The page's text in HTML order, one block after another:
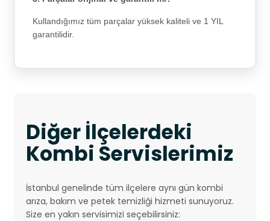
Kullandığımız tüm parçalar yüksek kaliteli ve 1 YIL
garantilidir.
Diğer İlçelerdeki
Kombi Servislerimiz
İstanbul genelinde tüm ilçelere aynı gün kombi
arıza, bakım ve petek temizliği hizmeti sunuyoruz.
Size en yakın servisimizi seçebilirsiniz: